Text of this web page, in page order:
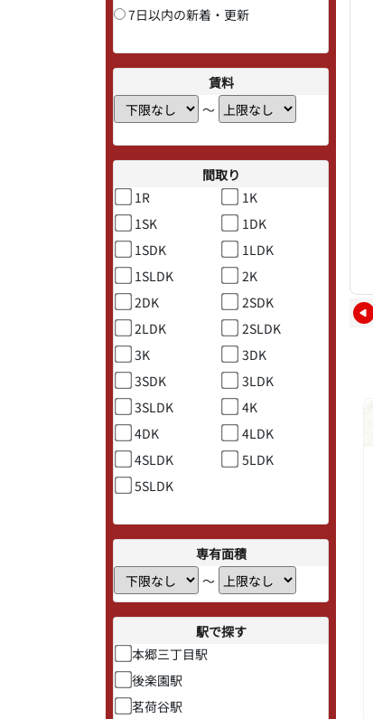
7日以内の新着・更新
賃料
〜
間取り
1R
1K
1SK
1DK
1SDK
1LDK
1SLDK
2K
2DK
2SDK
2LDK
2SLDK
3K
3DK
3SDK
3LDK
3SLDK
4K
4DK
4LDK
4SLDK
5LDK
5SLDK
専有面積
〜
駅で探す
本郷三丁目駅
後楽園駅
茗荷谷駅